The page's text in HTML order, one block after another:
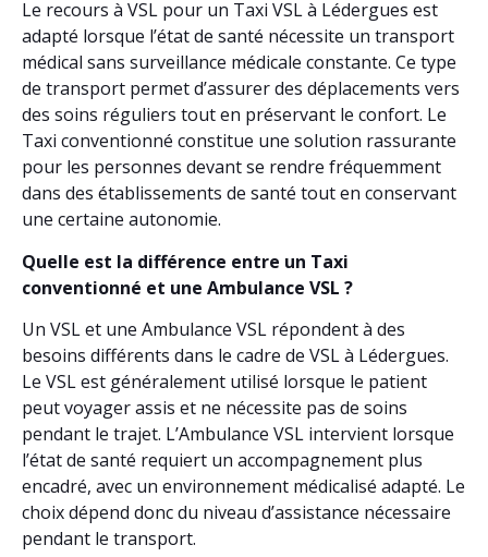
Le recours à VSL pour un Taxi VSL à Lédergues est
adapté lorsque l’état de santé nécessite un transport
médical sans surveillance médicale constante. Ce type
de transport permet d’assurer des déplacements vers
des soins réguliers tout en préservant le confort. Le
Taxi conventionné constitue une solution rassurante
pour les personnes devant se rendre fréquemment
dans des établissements de santé tout en conservant
une certaine autonomie.
Quelle est la différence entre un Taxi
conventionné et une Ambulance VSL ?
Un VSL et une Ambulance VSL répondent à des
besoins différents dans le cadre de VSL à Lédergues.
Le VSL est généralement utilisé lorsque le patient
peut voyager assis et ne nécessite pas de soins
pendant le trajet. L’Ambulance VSL intervient lorsque
l’état de santé requiert un accompagnement plus
encadré, avec un environnement médicalisé adapté. Le
choix dépend donc du niveau d’assistance nécessaire
pendant le transport.